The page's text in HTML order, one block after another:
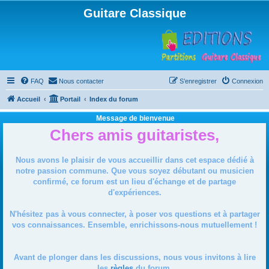
Guitare Classique
FAQ Nous contacter Connexion
S’enregistrer
Accueil Portail Index du forum
Message de bienvenue
Chers amis guitaristes,
Nous avons le plaisir de vous accueillir dans cet espace dédié à
notre passion commune. Que vous soyez débutant ou musicien
confirmé, ce forum est un lieu d'échange et de partage
d'expériences.
N'hésitez pas à vous connecter, à poser vos questions et à partager
vos connaissances. Ensemble, enrichissons-nous mutuellement !
Avant de plonger dans les discussions, nous vous invitons à lire